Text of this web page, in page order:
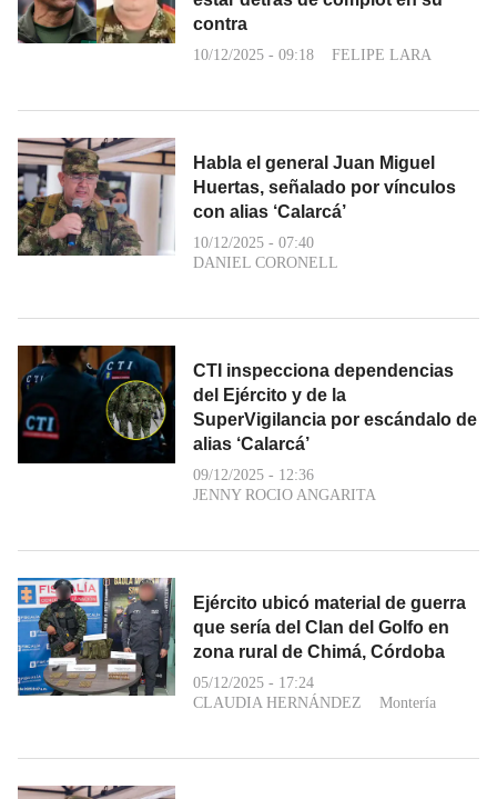
contra
10/12/2025 - 09:18 FELIPE LARA
Habla el general Juan Miguel
Huertas, señalado por vínculos
con alias ‘Calarcá’
10/12/2025 - 07:40
DANIEL CORONELL
CTI inspecciona dependencias
del Ejército y de la
SuperVigilancia por escándalo de
alias ‘Calarcá’
09/12/2025 - 12:36
JENNY ROCIO ANGARITA
Ejército ubicó material de guerra
que sería del Clan del Golfo en
zona rural de Chimá, Córdoba
05/12/2025 - 17:24
CLAUDIA HERNÁNDEZ
Montería